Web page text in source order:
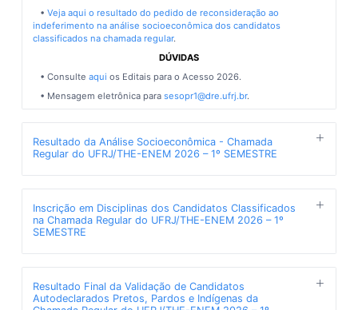
• Veja aqui o resultado do pedido de reconsideração ao
indeferimento na análise socioeconômica dos candidatos
classificados na chamada regular.
DÚVIDAS
• Consulte aqui os Editais para o Acesso 2026.
• Mensagem eletrônica para sesopr1@dre.ufrj.br.
Resultado da Análise Socioeconômica - Chamada
Regular do UFRJ/THE-ENEM 2026 – 1º SEMESTRE
candidatos classificados na chamada regular do processo seletivo
UFRJ/THE-ENEM 2026, para o 1º semestre, pelas modalidades 1, 2,
3 e 4. Os candidatos com resultado de análise “INDEFERIDO (ACIMA
•Veja aqui o resultado da análise socioeconômica dos candidatos
classificados na chamada regular.
Inscrição em Disciplinas dos Candidatos Classificados
na Chamada Regular do UFRJ/THE-ENEM 2026 – 1º
SEMESTRE
regular do processo seletivo UFRJ/THE-ENEM 2026, para ingresso
no 1º semestre, aptos a realizar a inscrição em disciplinas, de forma
Resultado Final da Validação de Candidatos
Autodeclarados Pretos, Pardos e Indígenas da